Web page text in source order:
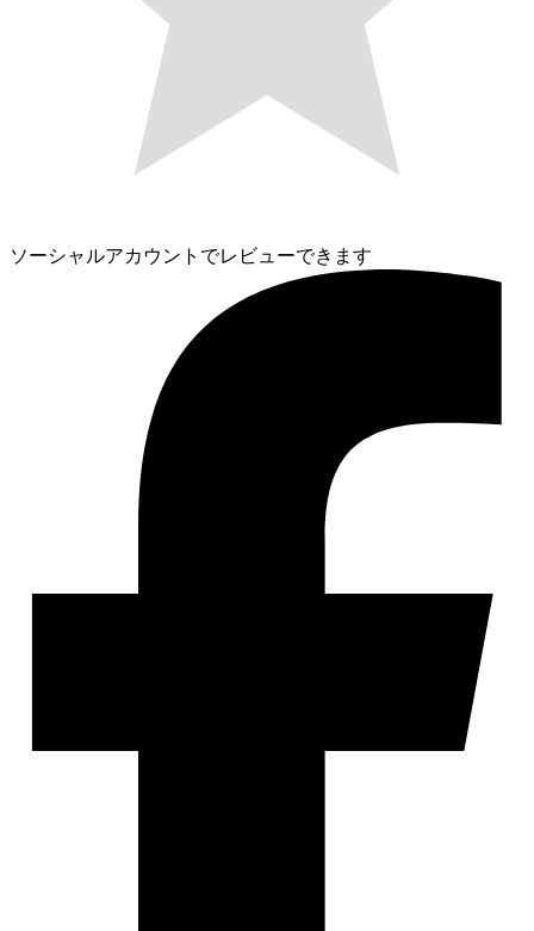
ソーシャルアカウントでレビューできます